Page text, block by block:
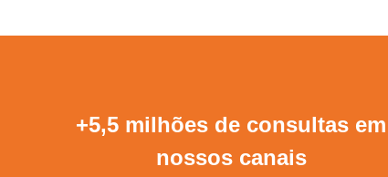
+5,5 milhões de consultas em
nossos canais